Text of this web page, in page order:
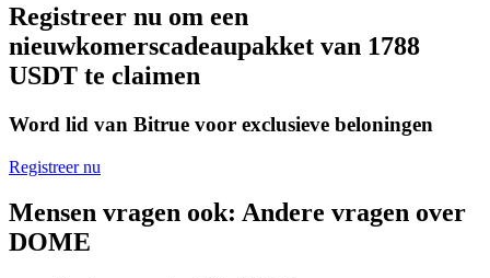
Word een Copy Trader
Geniet van winstdeling en copy trading commissies
Registreer nu om een
nieuwkomerscadeaupakket van 1788
USDT te claimen
Word lid van Bitrue voor exclusieve beloningen
Registreer nu
Mensen vragen ook: Andere vragen over
DOME